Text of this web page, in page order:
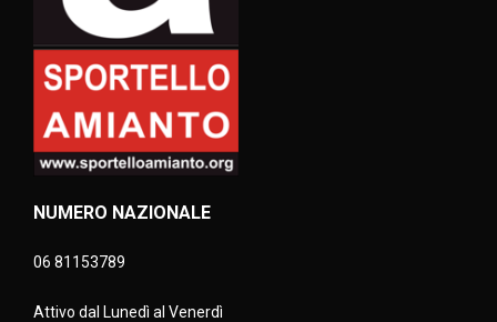
NUMERO NAZIONALE
06 81153789
Attivo dal Lunedì al Venerdì